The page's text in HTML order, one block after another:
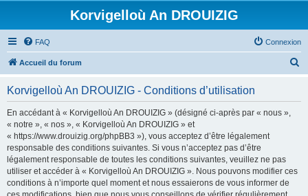
Korvigelloù An DROUIZIG
FAQ Connexion
Accueil du forum
Korvigelloù An DROUIZIG - Conditions d’utilisation
En accédant à « Korvigelloù An DROUIZIG » (désigné ci-après par « nous »,
« notre », « nos », « Korvigelloù An DROUIZIG » et
« https://www.drouizig.org/phpBB3 »), vous acceptez d’être légalement
responsable des conditions suivantes. Si vous n’acceptez pas d’être
légalement responsable de toutes les conditions suivantes, veuillez ne pas
utiliser et accéder à « Korvigelloù An DROUIZIG ». Nous pouvons modifier ces
conditions à n’importe quel moment et nous essaierons de vous informer de